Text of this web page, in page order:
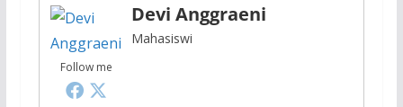
Follow me
Devi Anggraeni
Mahasiswi